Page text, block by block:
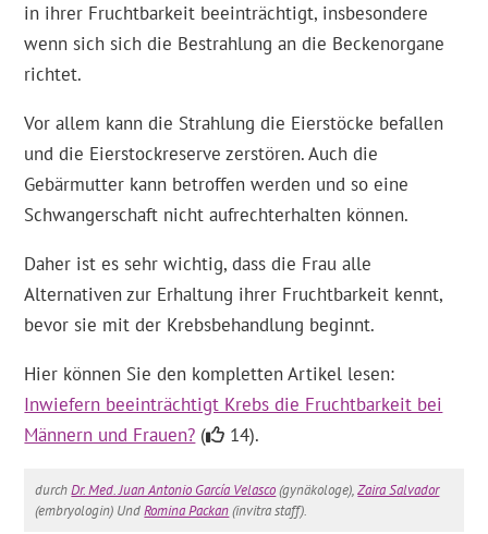
in ihrer Fruchtbarkeit beeinträchtigt, insbesondere
wenn sich sich die Bestrahlung an die Beckenorgane
richtet.
Vor allem kann die Strahlung die Eierstöcke befallen
und die Eierstockreserve zerstören. Auch die
Gebärmutter kann betroffen werden und so eine
Schwangerschaft nicht aufrechterhalten können.
Daher ist es sehr wichtig, dass die Frau alle
Alternativen zur Erhaltung ihrer Fruchtbarkeit kennt,
bevor sie mit der Krebsbehandlung beginnt.
Hier können Sie den kompletten Artikel lesen:
Inwiefern beeinträchtigt Krebs die Fruchtbarkeit bei
Männern und Frauen? ( 14).
durchDr. Med. Juan Antonio García Velasco(gynäkologe),Zaira Salvador
(embryologin) UndRomina Packan(invitra staff).